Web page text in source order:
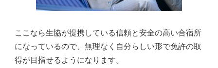
ここなら生協が提携している信頼と安全の高い合宿所
になっているので、無理なく自分らしい形で免許の取
得が目指せるようになります。